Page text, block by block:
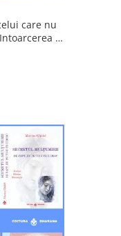
care nu
la
sufletul